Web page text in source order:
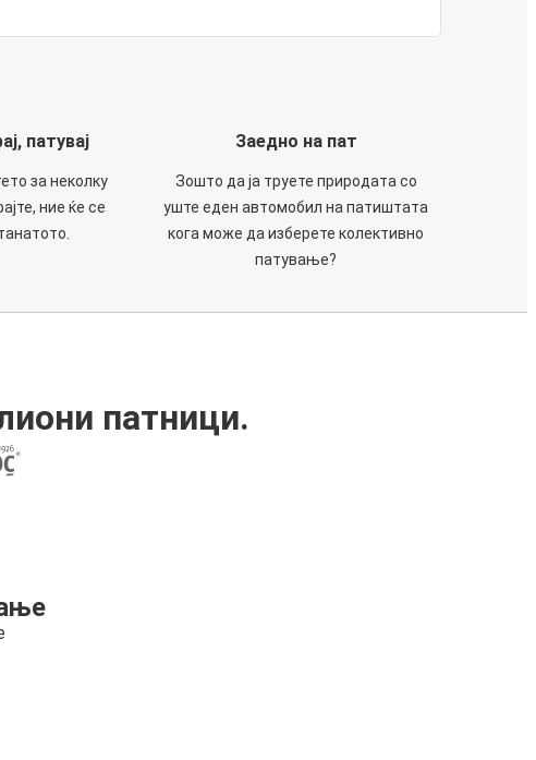
патувај
за неколку
ние ќе се
Заедно на пат
Зошто да ја труете природата со
уште еден автомобил на патиштата
кога може да изберете колективно
патување?
патници.